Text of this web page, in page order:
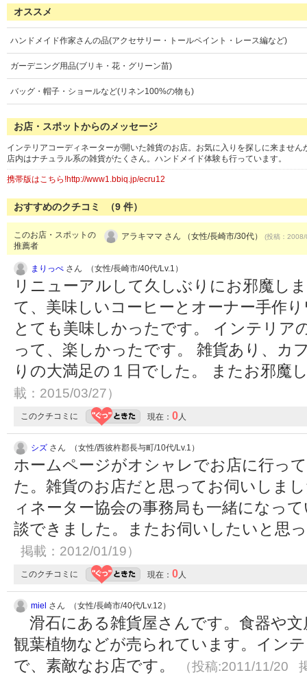
オススメ
ハンドメイド作家さんの品(アクセサリー・トールペイント・レース編など)
ガーデニング用品(ブリキ・花・グリーン苗)
バッグ・帽子・ショールなど(リネン100%の物も)
お店・スポットからのメッセージ
インテリアコーディネーターが開いた雑貨のお店。お気に入りを探しに来ませ
店内はナチュラル系の雑貨がたくさん。ハンドメイド体験も行っています。
携帯版はこちら!http://www1.bbiq.jp/ecru12
おすすめのクチコミ （9 件）
このお店・スポットの
推薦者
アラキママ さん （女性/長崎市/30代） (投稿：
まりっぺ さん （女性/長崎市/40代/Lv.1）
リニューアルして久しぶりにお邪魔し
て、美味しいコーヒーとオーナー手作
とても美味しかったです。 インテリア
って、楽しかったです。 雑貨あり、カ
りの大満足の１日でした。 またお邪魔
載：2015/03/27）
このクチコミに 現在： 0人
シズ さん （女性/西彼杵郡長与町/10代/Lv.1）
ホームページがオシャレでお店に行っ
た。雑貨のお店だと思ってお伺いしま
ィネーター協会の事務局も一緒になっ
談できました。またお伺いしたいと思
掲載：2012/01/19）
このクチコミに 現在： 0人
miel さん （女性/長崎市/40代/Lv.12）
滑石にある雑貨屋さんです。食器や
観葉植物などが売られています。イン
で、素敵なお店です。
（投稿:2011/11/20